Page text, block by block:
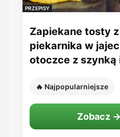
PRZEPISY
Zapiekane tosty z
piekarnika w
otoczce z szynką
🔥 Najpopularniejsze
Zobacz →